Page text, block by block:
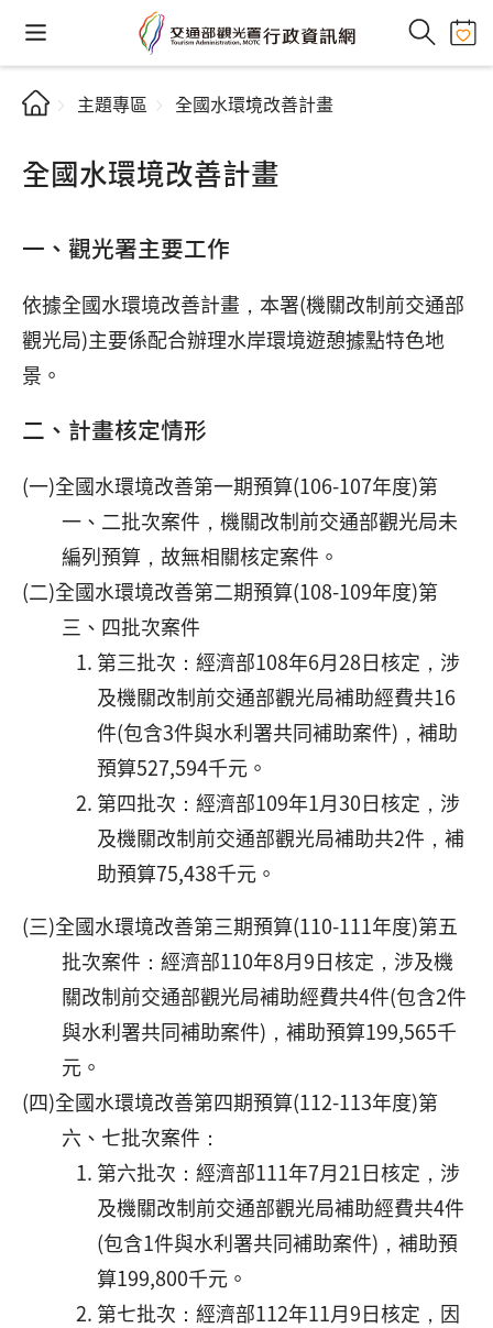
主題專區 全國水環境改善計畫
全國水環境改善計畫
一、觀光署主要工作
依據全國水環境改善計畫，本署(機關改制前交通部
觀光局)主要係配合辦理水岸環境遊憩據點特色地
景。
二、計畫核定情形
(一)全國水環境改善第一期預算(106-107年度)第
一、二批次案件，機關改制前交通部觀光局未
編列預算，故無相關核定案件。
(二)全國水環境改善第二期預算(108-109年度)第
三、四批次案件
第三批次：經濟部108年6月28日核定，涉
及機關改制前交通部觀光局補助經費共16
件(包含3件與水利署共同補助案件)，補助
預算527,594千元。
第四批次：經濟部109年1月30日核定，涉
及機關改制前交通部觀光局補助共2件，補
助預算75,438千元。
(三)全國水環境改善第三期預算(110-111年度)第五
批次案件：經濟部110年8月9日核定，涉及機
關改制前交通部觀光局補助經費共4件(包含2件
與水利署共同補助案件)，補助預算199,565千
元。
(四)全國水環境改善第四期預算(112-113年度)第
六、七批次案件：
第六批次：經濟部111年7月21日核定，涉
及機關改制前交通部觀光局補助經費共4件
(包含1件與水利署共同補助案件)，補助預
算199,800千元。
第七批次：經濟部112年11月9日核定，因